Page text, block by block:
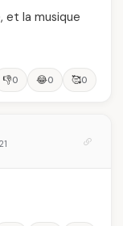
et la musique
👎0 😂0 🥰0